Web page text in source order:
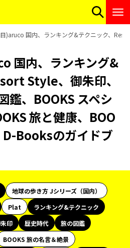
)aruco 国内、ランキング&テクニック、
国内、ランキング&
Style、御朱印、
鑑、BOOKS スペシ
旅と健康、BOO
D-Booksのガイドブ
地球の歩き方 Jシリーズ（国内）
Plat
ランキング&テクニック
印 歴史時代
旅の図鑑
BOOKS 旅の名言＆絶景